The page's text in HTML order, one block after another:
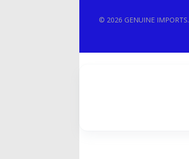
© 2026 GENUINE IMPORTS.